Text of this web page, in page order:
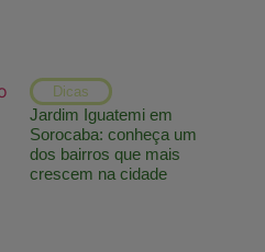
Dicas
Jardim Iguatemi em
Sorocaba: conheça um
dos bairros que mais
crescem na cidade